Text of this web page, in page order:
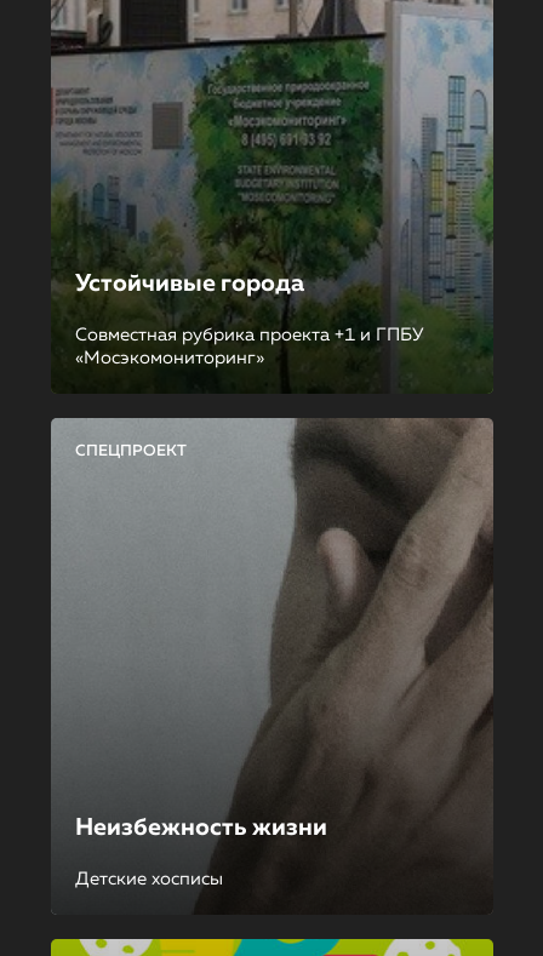
Устойчивые города
Совместная рубрика проекта +1 и ГПБУ
«Мосэкомониторинг»
СПЕЦПРОЕКТ
Неизбежность жизни
Детские хосписы